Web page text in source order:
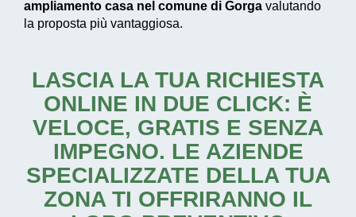
ampliamento casa nel comune di Gorga valutando
la proposta più vantaggiosa.
LASCIA LA TUA RICHIESTA
ONLINE IN DUE CLICK: È
VELOCE, GRATIS E SENZA
IMPEGNO. LE AZIENDE
SPECIALIZZATE DELLA TUA
ZONA TI OFFRIRANNO IL